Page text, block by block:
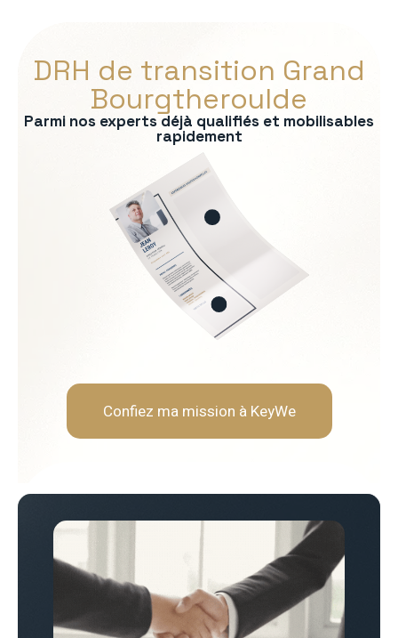
DRH de transition Grand
Bourgtheroulde
Parmi nos experts déjà qualifiés et mobilisables
rapidement
Soft Skills recherchées :
Écoute et intelligence
Fermeté et équité
Gestion des tensions et
Confiez ma mission à KeyWe